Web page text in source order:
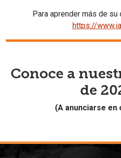
Para aprender más de
https://
Conoce a
de
(A anunciarse en